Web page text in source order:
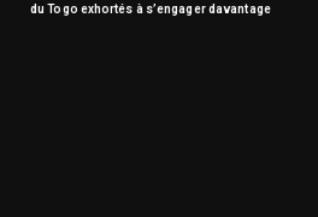
du Togo exhortés à s’engager davantage